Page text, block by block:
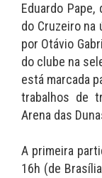
Eduardo
do Cruzeiro na
por Otávio
do clube na
está marcada
trabalhos de
Arena das
A primeira
16h (de